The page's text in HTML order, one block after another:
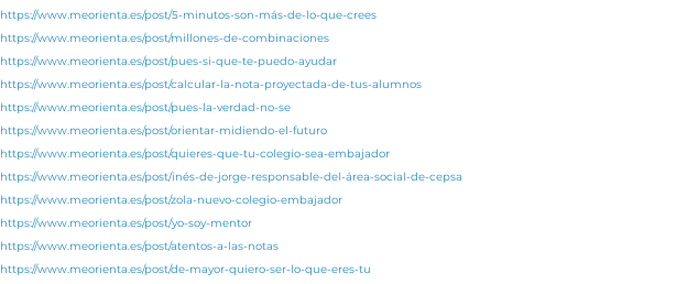
https://www.meorienta.es/post/5-minutos-son-más-de-lo-que-crees
https://www.meorienta.es/post/millones-de-combinaciones
https://www.meorienta.es/post/pues-si-que-te-puedo-ayudar
https://www.meorienta.es/post/calcular-la-nota-proyectada-de-tus-alumnos
https://www.meorienta.es/post/pues-la-verdad-no-se
https://www.meorienta.es/post/orientar-midiendo-el-futuro
https://www.meorienta.es/post/quieres-que-tu-colegio-sea-embajador
https://www.meorienta.es/post/inés-de-jorge-responsable-del-área-social-de-cepsa
https://www.meorienta.es/post/zola-nuevo-colegio-embajador
https://www.meorienta.es/post/yo-soy-mentor
https://www.meorienta.es/post/atentos-a-las-notas
https://www.meorienta.es/post/de-mayor-quiero-ser-lo-que-eres-tu